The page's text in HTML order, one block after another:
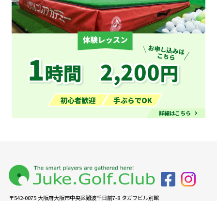
〒542-0075 大阪府大阪市中央区難波千日前7-8 タガワビル別館